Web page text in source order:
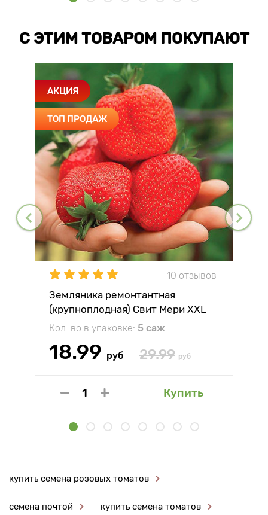
С ЭТИМ ТОВАРОМ ПОКУПАЮТ
АКЦИЯ
ТОП ПРОДАЖ
10 отзывов
Земляника ремонтантная
(крупноплодная) Свит Мери XXL
Кол-во в упаковке: 5 саж
18.99 руб 29.99 руб
Купить
купить семена розовых томатов
семена почтой купить семена томатов